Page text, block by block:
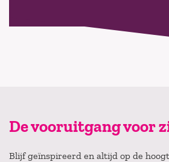
De vooruitgang voor
Blijf geïnspireerd en altijd op de